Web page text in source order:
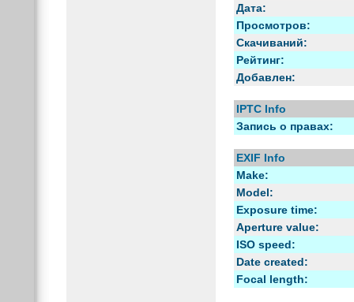
Дата:
Просмотров:
Скачиваний:
Рейтинг:
Добавлен:
IPTC Info
Запись о правах:
EXIF Info
Make:
Model:
Exposure time:
Aperture value:
ISO speed:
Date created:
Focal length: